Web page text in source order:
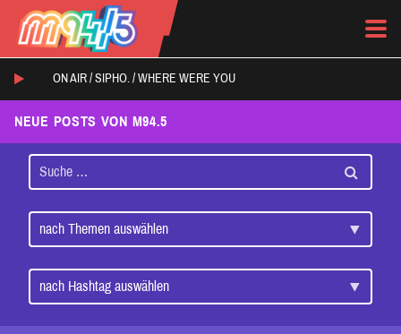
ON AIR / SIPHO. / WHERE WERE YOU
NEUE POSTS VON M94.5